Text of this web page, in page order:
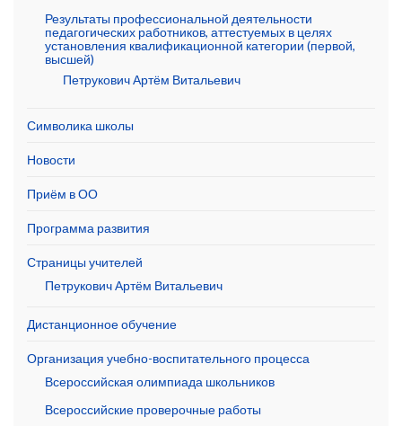
Результаты профессиональной деятельности
педагогических работников, аттестуемых в целях
установления квалификационной категории (первой,
высшей)
Петрукович Артём Витальевич
Символика школы
Новости
Приём в ОО
Программа развития
Страницы учителей
Петрукович Артём Витальевич
Дистанционное обучение
Организация учебно-воспитательного процесса
Всероссийская олимпиада школьников
Всероссийские проверочные работы